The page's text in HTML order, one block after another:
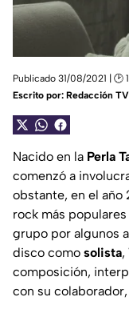
Publicado 31/08/2021 | 🕑
Escrito por: Redacción
Nacido en la Perla
comenzó a
obstante, en el año
rock más populares
grupo por algunos
disco como solista,
composición,
con su